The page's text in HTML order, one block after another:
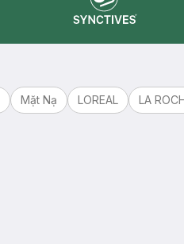
Mặt Nạ LOREAL LA